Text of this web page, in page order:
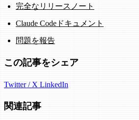
完全なリリースノート
Claude Codeドキュメント
問題を報告
この記事をシェア
Twitter / X LinkedIn
関連記事